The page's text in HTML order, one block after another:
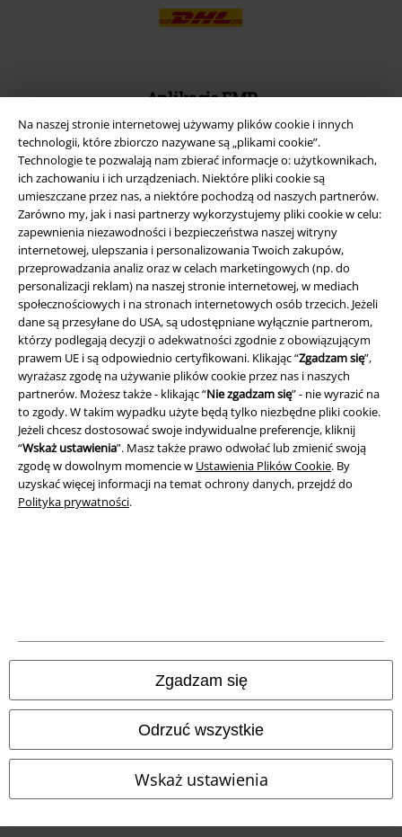
Na naszej stronie internetowej używamy plików cookie i innych
technologii, które zbiorczo nazywane są „plikami cookie”.
Technologie te pozwalają nam zbierać informacje o: użytkownikach,
ich zachowaniu i ich urządzeniach. Niektóre pliki cookie są
umieszczane przez nas, a niektóre pochodzą od naszych partnerów.
Zarówno my, jak i nasi partnerzy wykorzystujemy pliki cookie w celu:
zapewnienia niezawodności i bezpieczeństwa naszej witryny
internetowej, ulepszania i personalizowania Twoich zakupów,
przeprowadzania analiz oraz w celach marketingowych (np. do
personalizacji reklam) na naszej stronie internetowej, w mediach
społecznościowych i na stronach internetowych osób trzecich. Jeżeli
dane są przesyłane do USA, są udostępniane wyłącznie partnerom,
którzy podlegają decyzji o adekwatności zgodnie z obowiązującym
prawem UE i są odpowiednio certyfikowani. Klikając “Zgadzam się”,
wyrażasz zgodę na używanie plików cookie przez nas i naszych
partnerów. Możesz także - klikając “Nie zgadzam się” - nie wyrazić na
to zgody. W takim wypadku użyte będą tylko niezbędne pliki cookie.
Jeżeli chcesz dostosować swoje indywidualne preferencje, kliknij
“Wskaż ustawienia”. Masz także prawo odwołać lub zmienić swoją
zgodę w dowolnym momencie w Ustawienia Plików Cookie. By
uzyskać więcej informacji na temat ochrony danych, przejdź do
Polityka prywatności.
Zgadzam się
Odrzuć wszystkie
Wskaż ustawienia
Aplikację EMP
Ściągnij nową aplikację EMP - ZA DARMO - i korzystaj z nowych
funkcji!
A Warner Music Group Company
Informacje prawne
Unieszkodliwianie odpadów i ochrona środowiska
Deklaracja Zgodności
Ustawienia Plików Cookie
Skorzystaj z prawa do odstąpienia od umowy